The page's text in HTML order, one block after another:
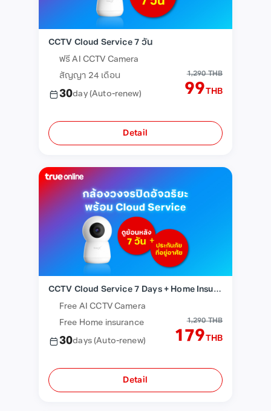
CCTV Cloud Service 7 วัน
ฟรี AI CCTV Camera
สัญญา 24 เดือน
30day(Auto-renew)
1,290 THB
99THB
Detail
CCTV Cloud Service 7 Days + Home Insurance
Free AI CCTV Camera
Free Home insurance
30days(Auto-renew)
1,290 THB
179THB
Detail